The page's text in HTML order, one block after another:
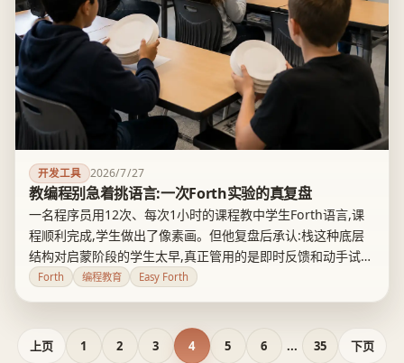
开发工具 2026/7/27
教编程别急着挑语言:一次Forth实验的真复盘
一名程序员用12次、每次1小时的课程教中学生Forth语言,课
程顺利完成,学生做出了像素画。但他复盘后承认:栈这种底层
结构对启蒙阶段的学生太早,真正管用的是即时反馈和动手试
错,不是语言本身。这对编程教师选工具、对家长理解AI时代的
Forth 编程教育 Easy Forth
上页 1 2 3 4 5 6 ... 35 下页